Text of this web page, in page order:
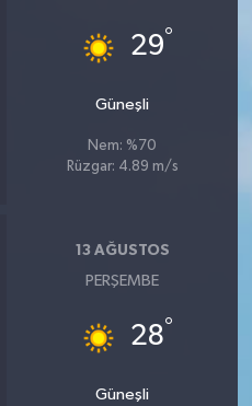
29°
Güneşli
Nem: %70
Rüzgar: 4.89 m/s
13 AĞUSTOS
PERŞEMBE
28°
Güneşli